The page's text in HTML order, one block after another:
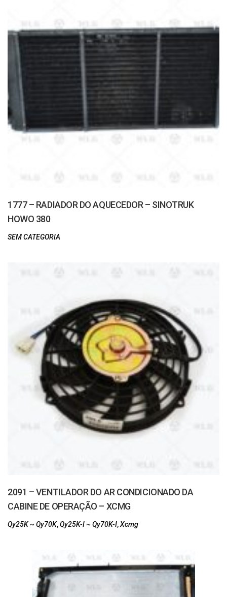
1777 – RADIADOR DO AQUECEDOR – SINOTRUK
HOWO 380
SEM CATEGORIA
2091 – VENTILADOR DO AR CONDICIONADO DA
CABINE DE OPERAÇÃO – XCMG
Qy25K ~ Qy70K,Qy25K-I ~ Qy70K-I,Xcmg